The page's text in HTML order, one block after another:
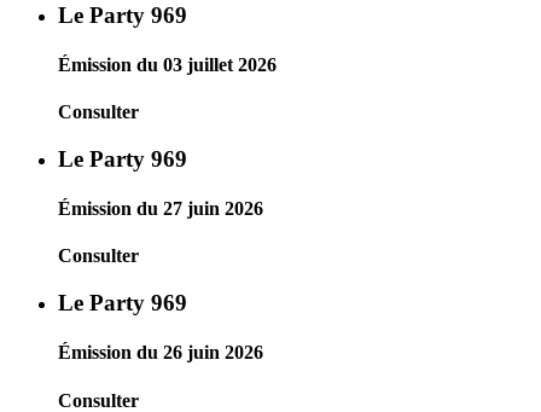
Le Party 969
Émission du 03 juillet 2026
Consulter
Le Party 969
Émission du 27 juin 2026
Consulter
Le Party 969
Émission du 26 juin 2026
Consulter